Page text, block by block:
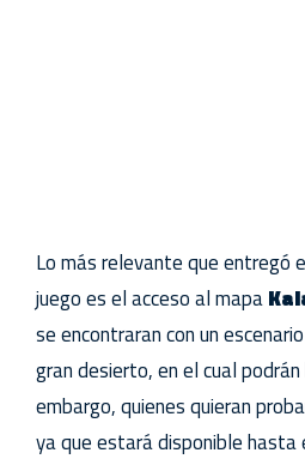
Lo más relevante que entregó
juego es el acceso al mapa
se encontraran con un
gran desierto, en el cual
embargo, quienes quieran
ya que estará disponible hasta